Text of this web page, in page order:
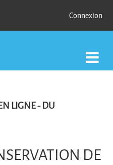
Connexion
LIGNE - DU
DE